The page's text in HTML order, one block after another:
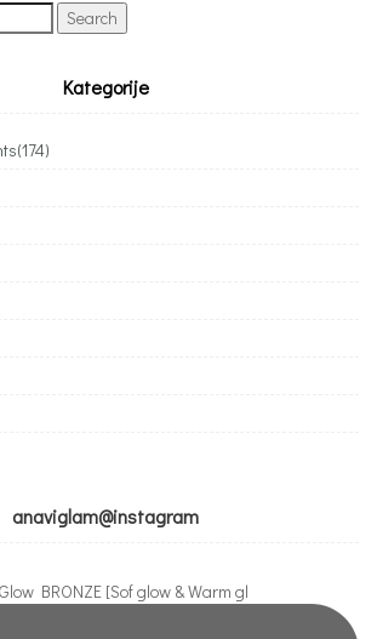
Kategorije
(174)
anaviglam@instagram
BRONZE [Sof glow & Warm gl